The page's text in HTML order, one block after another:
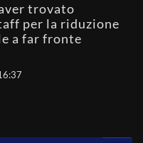
trovato
per la riduzione
a far fronte